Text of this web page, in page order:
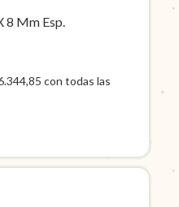
8 Mm Esp.
con todas las